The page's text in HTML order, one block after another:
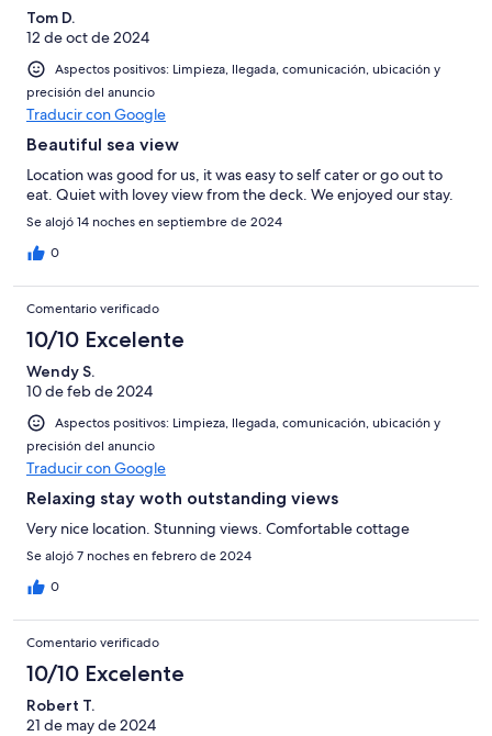
Tom D.
12 de oct de 2024
Aspectos positivos: Limpieza, llegada, comunicación, ubicación y
precisión del anuncio
Traducir con Google
Beautiful sea view
Location was good for us, it was easy to self cater or go out to
eat. Quiet with lovey view from the deck. We enjoyed our stay.
Se alojó 14 noches en septiembre de 2024
0
Comentario verificado
10/10 Excelente
Wendy S.
10 de feb de 2024
Aspectos positivos: Limpieza, llegada, comunicación, ubicación y
precisión del anuncio
Traducir con Google
Relaxing stay woth outstanding views
Very nice location. Stunning views. Comfortable cottage
Se alojó 7 noches en febrero de 2024
0
Comentario verificado
10/10 Excelente
Robert T.
21 de may de 2024